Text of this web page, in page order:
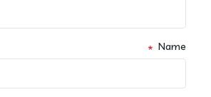
Name
*